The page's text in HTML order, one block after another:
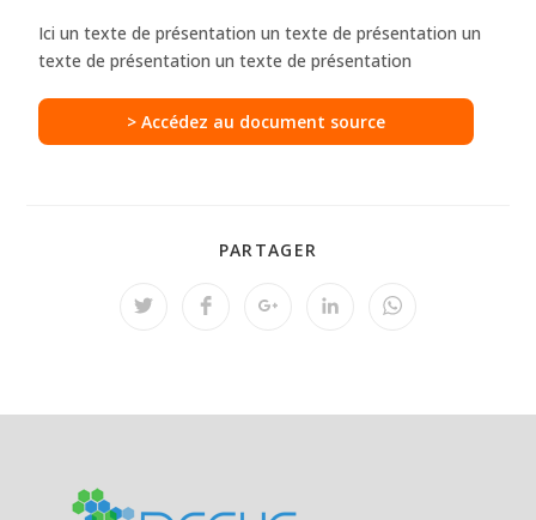
Ici un texte de présentationun texte de présentation un
texte de présentation un texte de présentation
> Accédez au document source
PARTAGER